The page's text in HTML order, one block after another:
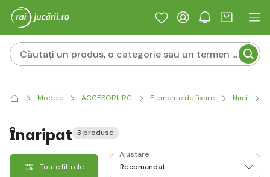
Modele ACCESORII RC Elemente de fixare Nuci
Înaripat 3 produse
Toate filtrele
Ajustare